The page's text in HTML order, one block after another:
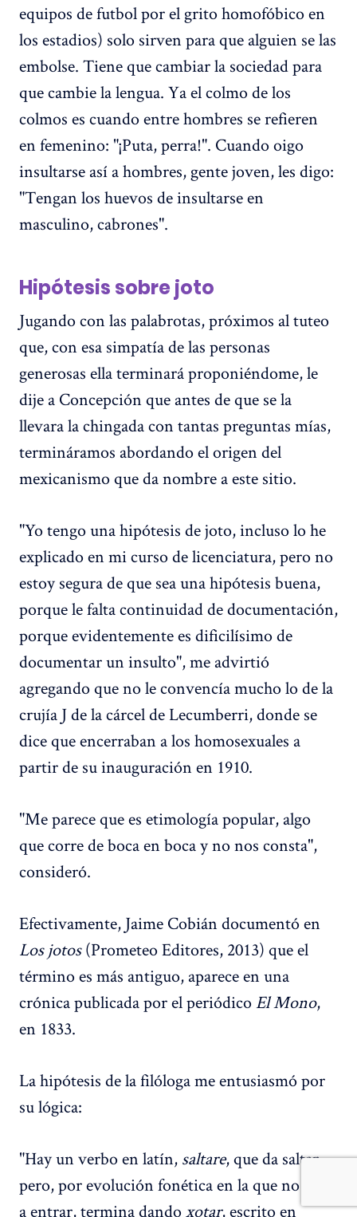
equipos de futbol por el grito homofóbico en
los estadios) solo sirven para que alguien se las
embolse. Tiene que cambiar la sociedad para
que cambie la lengua. Ya el colmo de los
colmos es cuando entre hombres se refieren
en femenino: "¡Puta, perra!". Cuando oigo
insultarse así a hombres, gente joven, les digo:
"Tengan los huevos de insultarse en
masculino, cabrones".
Hipótesis sobre joto
Jugando con las palabrotas, próximos al tuteo
que, con esa simpatía de las personas
generosas ella terminará proponiéndome, le
dije a Concepción que antes de que se la
llevara la chingada con tantas preguntas mías,
termináramos abordando el origen del
mexicanismo que da nombre a este sitio.
"Yo tengo una hipótesis de joto, incluso lo he
explicado en mi curso de licenciatura, pero no
estoy segura de que sea una hipótesis buena,
porque le falta continuidad de documentación,
porque evidentemente es dificilísimo de
documentar un insulto", me advirtió
agregando que no le convencía mucho lo de la
crujía J de la cárcel de Lecumberri, donde se
dice que encerraban a los homosexuales a
partir de su inauguración en 1910.
"Me parece que es etimología popular, algo
que corre de boca en boca y no nos consta",
consideró.
Efectivamente, Jaime Cobián documentó en
Los jotos(Prometeo Editores, 2013) que el
término es más antiguo, aparece en una
crónica publicada por el periódicoEl Mono,
en 1833.
La hipótesis de la filóloga me entusiasmó por
su lógica:
"Hay un verbo en latín, saltare, que da saltar
pero, por evolución fonética en la que no voy
a entrar, termina dandoxotar, escrito en